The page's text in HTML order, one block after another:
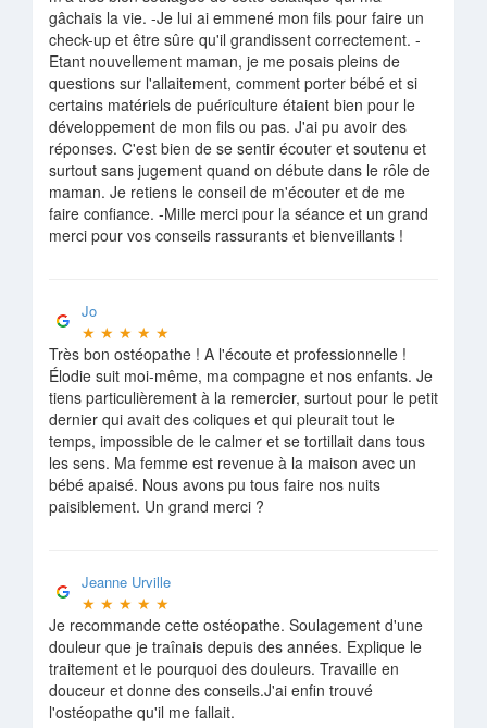
gâchais la vie. -Je lui ai emmené mon fils pour faire un
check-up et être sûre qu'il grandissent correctement. -
Etant nouvellement maman, je me posais pleins de
questions sur l'allaitement, comment porter bébé et si
certains matériels de puériculture étaient bien pour le
développement de mon fils ou pas. J'ai pu avoir des
réponses. C'est bien de se sentir écouter et soutenu et
surtout sans jugement quand on débute dans le rôle de
maman. Je retiens le conseil de m'écouter et de me
faire confiance. -Mille merci pour la séance et un grand
merci pour vos conseils rassurants et bienveillants !
Jo
★ ★ ★ ★ ★
Très bon ostéopathe ! A l'écoute et professionnelle !
Élodie suit moi-même, ma compagne et nos enfants. Je
tiens particulièrement à la remercier, surtout pour le petit
dernier qui avait des coliques et qui pleurait tout le
temps, impossible de le calmer et se tortillait dans tous
les sens. Ma femme est revenue à la maison avec un
bébé apaisé. Nous avons pu tous faire nos nuits
paisiblement. Un grand merci ?
Jeanne Urville
★ ★ ★ ★ ★
Je recommande cette ostéopathe. Soulagement d'une
douleur que je traînais depuis des années. Explique le
traitement et le pourquoi des douleurs. Travaille en
douceur et donne des conseils.J'ai enfin trouvé
l'ostéopathe qu'il me fallait.